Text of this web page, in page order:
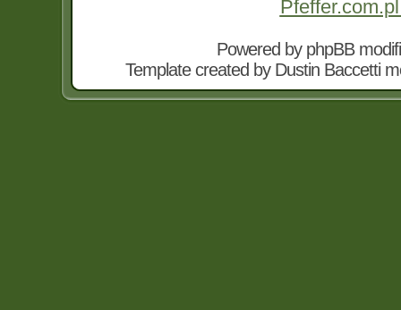
Powered by phpBB
Template created by Dustin Baccetti